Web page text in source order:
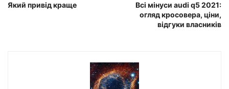
Який привід краще
Всі мінуси audi q5 2021:
огляд кросовера, ціни,
відгуки власників